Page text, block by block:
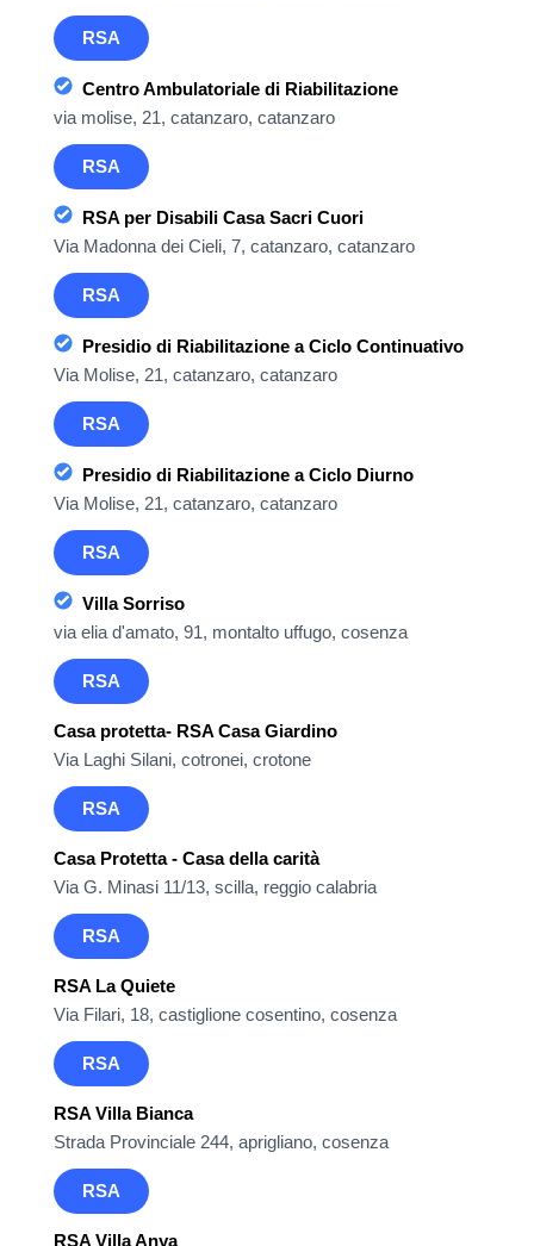
RSA
Centro Ambulatoriale di Riabilitazione
via molise, 21, catanzaro, catanzaro
RSA
RSA per Disabili Casa Sacri Cuori
Via Madonna dei Cieli, 7, catanzaro, catanzaro
RSA
Presidio di Riabilitazione a Ciclo Continuativo
Via Molise, 21, catanzaro, catanzaro
RSA
Presidio di Riabilitazione a Ciclo Diurno
Via Molise, 21, catanzaro, catanzaro
RSA
Villa Sorriso
via elia d'amato, 91, montalto uffugo, cosenza
RSA
Casa protetta- RSA Casa Giardino
Via Laghi Silani, cotronei, crotone
RSA
Casa Protetta - Casa della carità
Via G. Minasi 11/13, scilla, reggio calabria
RSA
RSA La Quiete
Via Filari, 18, castiglione cosentino, cosenza
RSA
RSA Villa Bianca
Strada Provinciale 244, aprigliano, cosenza
RSA
RSA Villa Anya